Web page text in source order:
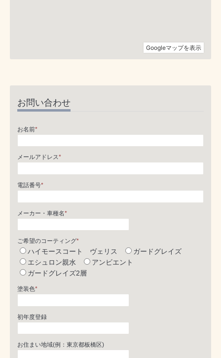
お問い合わせ
お名前*
メールアドレス*
電話番号*
メーカー・車種名*
ご希望のコーティング*
ハイモースコート ヴェリス
ガードグレイズ
エシュロン親水
アンビエント
ガードグレイズ2層
塗装色*
初年度登録
お住まい地域(例：東京都板橋区)